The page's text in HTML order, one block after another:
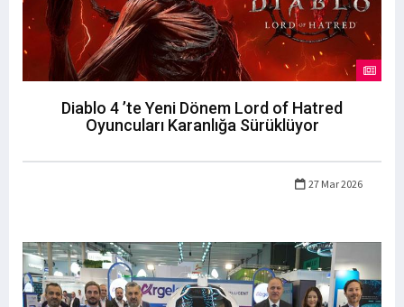
Diablo 4 ’te Yeni Dönem Lord of Hatred
Oyuncuları Karanlığa Sürüklüyor
27 Mar 2026